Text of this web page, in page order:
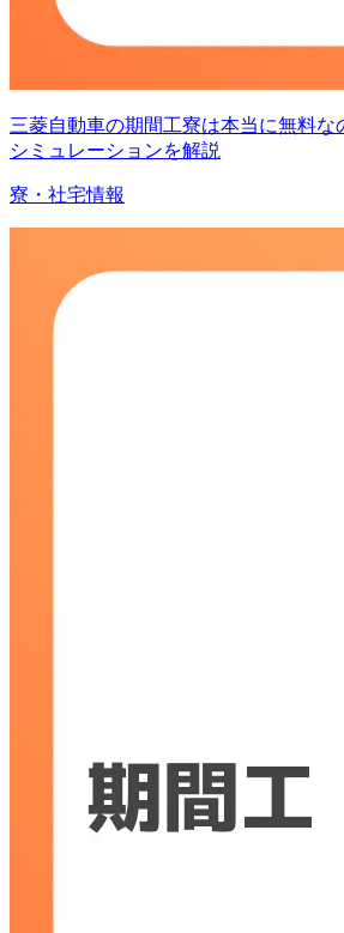
三菱自動車の期間工寮は本当に無料な
シミュレーションを解説
寮・社宅情報